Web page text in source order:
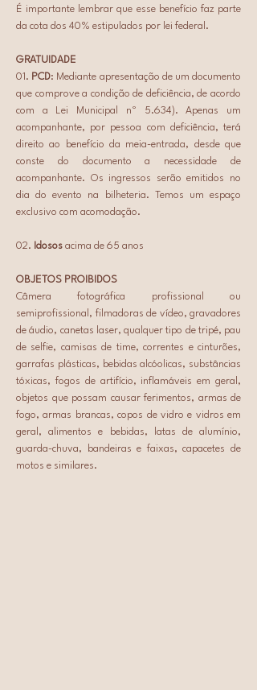
É importante lembrar que esse benefício faz parte
da cota dos 40% estipulados por lei federal.
GRATUIDADE
01. PCD: Mediante apresentação de um documento
que comprove a condição de deficiência, de acordo
com a Lei Municipal nº 5.634). Apenas um
acompanhante, por pessoa com deficiência, terá
direito ao benefício da meia-entrada, desde que
conste do documento a necessidade de
acompanhante. Os ingressos serão emitidos no
dia do evento na bilheteria. Temos um espaço
exclusivo com acomodação.
02. Idosos acima de 65 anos
OBJETOS PROIBIDOS
Câmera fotográfica profissional ou
semiprofissional, filmadoras de vídeo, gravadores
de áudio, canetas laser, qualquer tipo de tripé, pau
de selfie, camisas de time, correntes e cinturões,
garrafas plásticas, bebidas alcóolicas, substâncias
tóxicas, fogos de artifício, inflamáveis em geral,
objetos que possam causar ferimentos, armas de
fogo, armas brancas, copos de vidro e vidros em
geral, alimentos e bebidas, latas de alumínio,
guarda-chuva, bandeiras e faixas, capacetes de
motos e similares.